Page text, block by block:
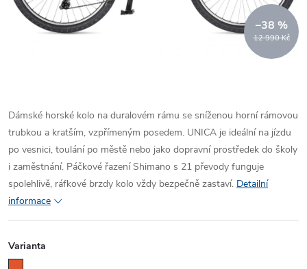
12 990 Kč
–38 %
Dámské horské kolo na duralovém rámu se sníženou horní rámovou
trubkou a kratším, vzpřímeným posedem. UNICA je ideální na jízdu
po vesnici, toulání po městě nebo jako dopravní prostředek do školy
i zaměstnání. Páčkové řazení Shimano s 21 převody funguje
spolehlivě, ráfkové brzdy kolo vždy bezpečně zastaví. Detailní
informace
Varianta